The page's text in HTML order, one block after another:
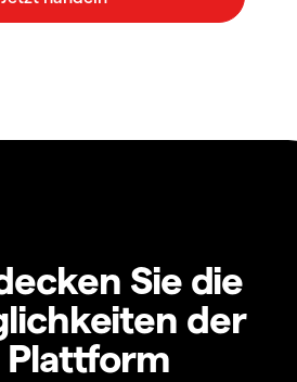
Sie die
der
Plattform